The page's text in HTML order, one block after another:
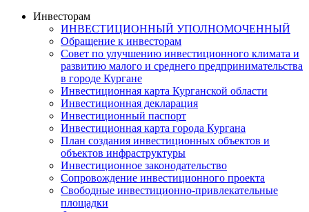
Инвесторам
ИНВЕСТИЦИОННЫЙ УПОЛНОМОЧЕННЫЙ
Обращение к инвесторам
Совет по улучшению инвестиционного климата и
развитию малого и среднего предпринимательства
в городе Кургане
Инвестиционная карта Курганской области
Инвестиционная декларация
Инвестиционный паспорт
Инвестиционная карта города Кургана
План создания инвестиционных объектов и
объектов инфраструктуры
Инвестиционное законодательство
Сопровождение инвестиционного проекта
Свободные инвестиционно-привлекательные
площадки